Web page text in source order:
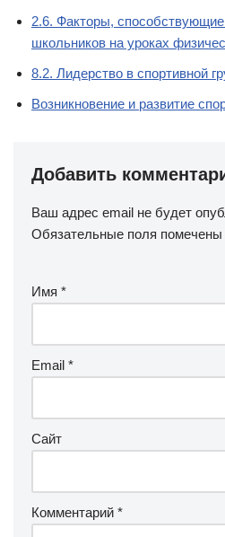
2.6. Факторы,
школьников на уроках
8.2. Лидерство в спортивной
Возникновение и развитие
Добавить
Ваш адрес email не будет
Обязательные поля помечены
Имя *
Email *
Сайт
Комментарий *